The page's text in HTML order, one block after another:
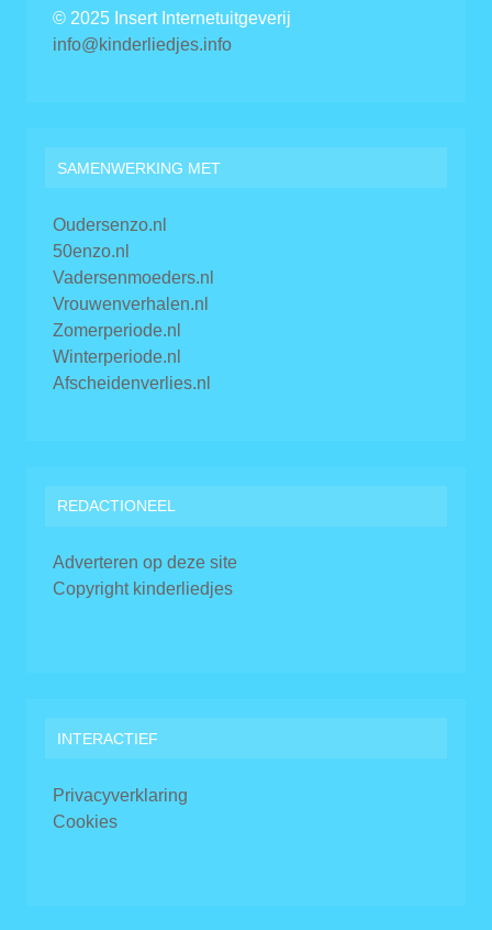
© 2025 Insert Internetuitgeverij
info@kinderliedjes.info
SAMENWERKING MET
Oudersenzo.nl
50enzo.nl
Vadersenmoeders.nl
Vrouwenverhalen.nl
Zomerperiode.nl
Winterperiode.nl
Afscheidenverlies.nl
REDACTIONEEL
Adverteren op deze site
Copyright kinderliedjes
INTERACTIEF
Privacyverklaring
Cookies